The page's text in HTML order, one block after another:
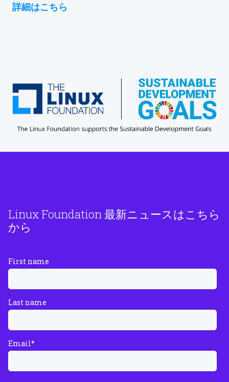
詳細はこちら
Linux Foundation 最新ニュースはこちら
から
First name
Last name
Email*